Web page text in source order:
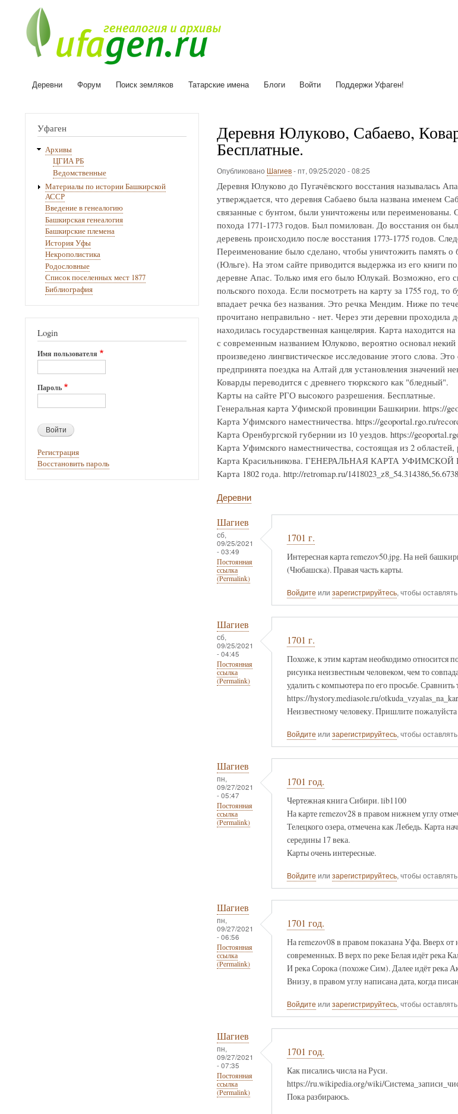
Основная
Деревни Форум Поиск земляков Татарские имена Блоги Войти Поддержи Уфаген!
Деревня Юлуково, Сабаево,
Бесплатные.
Опубликовано Шагиев-пт, 09/25/2020 - 08:25
Деревня Юлуково до Пугачёвского восстания называлась
утверждается, что деревня Сабаево была названа именем
связанные с бунтом, были уничтожены или переименованы.
похода 1771-1773 годов. Был помилован. До восстания он
деревень происходило после восстания 1773-1775 годов.
Переименование было сделано, чтобы уничтожить память
(Юльге). На этом сайте приводится выдержка из его книги
деревне Апас. Только имя его было Юлукай. Возможно, его
польского похода. Если посмотреть на карту за 1755 год,
впадает речка без названия. Это речка Мендим. Ниже по
прочитано неправильно - нет. Через эти деревни
находилась государственная канцелярия. Карта находится
с современным названием Юлуково, вероятно основал
произведено лингвистическое исследование этого слова.
предпринята поездка на Алтай для установления значений
Коварды переводится с древнего тюркского как "бледный".
Карты на сайте РГО высокого разрешения. Бесплатные.
Генеральная карта Уфимской провинции Башкирии. https://
Карта Уфимского наместничества. https://geoportal.rgo.ru/
Карта Оренбургской губернии из 10 уездов. https://
Карта Уфимского наместничества, состоящая из 2 областей,
Карта Красильникова. ГЕНЕРАЛЬНАЯ КАРТА
Карта 1802 года. http://retromap.ru/
Деревни
Шагиев
сб,
09/25/2021
- 03:49
Постоянная
ссылка
(Permalink)
1701 г.
Интересная карта remezov50.jpg. На ней
(Чюбашска). Правая часть карты.
Войдите или зарегистрируйтесь, чтобы
Шагиев
сб,
09/25/2021
- 04:45
Постоянная
ссылка
(Permalink)
1701 г.
Похоже, к этим картам необходимо относится
рисунка неизвестным человеком, чем то
удалить с компьютера по его просьбе. Сравнить
https://hystory.mediasole.ru/
Неизвестному человеку. Пришлите
Войдите или зарегистрируйтесь, чтобы
Шагиев
пн,
09/27/2021
- 05:47
Постоянная
ссылка
(Permalink)
1701 год.
Чертежная книга Сибири. lib1100
На карте remezov28 в правом нижнем углу
Телецкого озера, отмечена как Лебедь. Карта
середины 17 века.
Карты очень интересные.
Войдите или зарегистрируйтесь, чтобы
Шагиев
пн,
09/27/2021
- 06:56
Постоянная
ссылка
(Permalink)
1701 год.
На remezov08 в правом показана Уфа. Вверх от
современных. В верх по реке Белая идёт река
И река Сорока (похоже Сим). Далее идёт река
Внизу, в правом углу написана дата, когда
Войдите или зарегистрируйтесь, чтобы
Шагиев
пн,
09/27/2021
- 07:35
Постоянная
ссылка
(Permalink)
1701 год.
Как писались числа на Руси.
https://ru.wikipedia.org/wiki/
Пока разбираюсь.
Уфаген
Архивы
ЦГИА РБ
Ведомственные
Материалы по истории Башкирской
АССР
Введение в генеалогию
Башкирская генеалогия
Башкирские племена
История Уфы
Некрополистика
Родословные
Список поселенных мест 1877
Библиография
Login
Имя пользователя
Пароль
Регистрация
Восстановить пароль